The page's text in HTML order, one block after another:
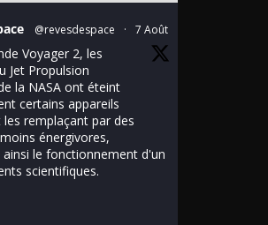
@revesdespace · 7 Août
Voyager 2, les
Jet Propulsion
la NASA ont éteint
certains appareils
remplaçant par des
énergivores,
le fonctionnement d'un
scientifiques.